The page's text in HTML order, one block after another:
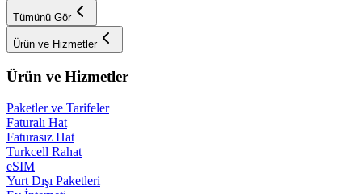
Tümünü Gör
Ürün ve Hizmetler
Ürün ve Hizmetler
Paketler ve Tarifeler
Faturalı Hat
Faturasız Hat
Turkcell Rahat
eSIM
Yurt Dışı Paketleri